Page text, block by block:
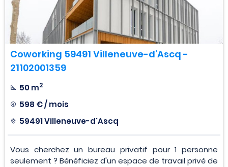
Coworking 59491 Villeneuve-d'Ascq -
21102001359
50 m2
598 € / mois
59491 Villeneuve-d'Ascq
Vous cherchez un bureau privatif pour 1 personne
seulement ? Bénéficiez d'un espace de travail privé de